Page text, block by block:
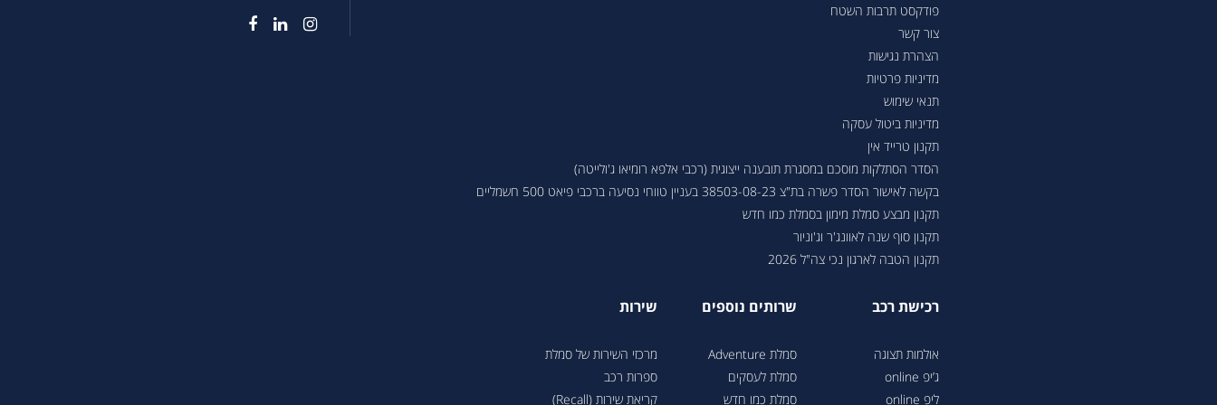
פודקסט תרבות השטח
צור קשר
הצהרת נגישות
מדיניות פרטיות
תנאי שימוש
מדיניות ביטול עסקה
תקנון טרייד אין
הסדר הסתלקות מוסכם במסגרת תובענה ייצוגית (רכבי אלפא רומיאו ג'ולייטה)
בקשה לאישור הסדר פשרה בת"צ 38503-08-23 בעניין טווחי נסיעה ברכבי פיאט 500 חשמליים
תקנון מבצע סמלת מימון בסמלת כמו חדש
תקנון סוף שנה לאוונג'ר וג'וניור
תקנון הטבה לארגון נכי צה"ל 2026
רכישת רכב
אולמות תצוגה
ג’יפ online
ליפ online
שרותים נוספים
סמלת Adventure
סמלת לעסקים
סמלת כמו חדש
שירות
מרכזי השירות של סמלת
ספרות רכב
קריאת שירות (Recall)